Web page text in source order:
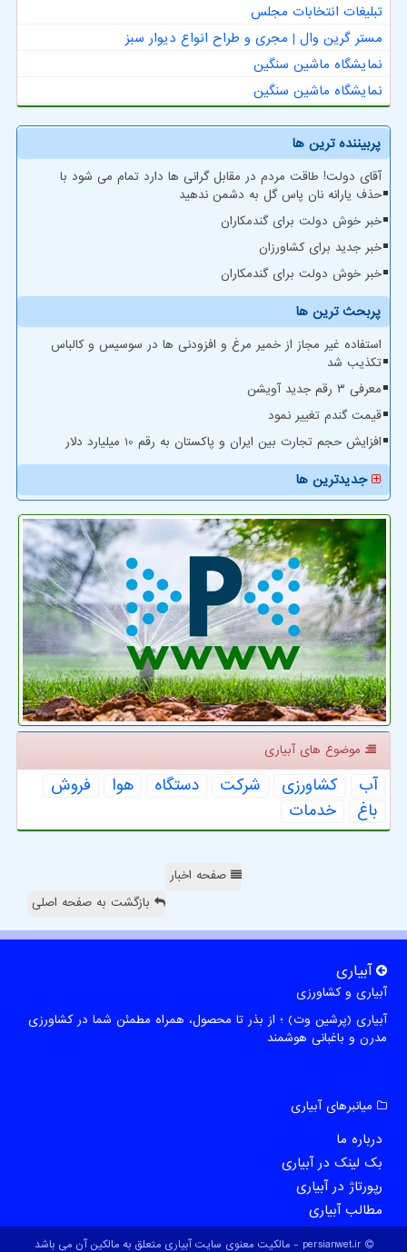
تبلیغات انتخابات مجلس
مستر گرین وال | مجری و طراح انواع دیوار سبز
نمایشگاه ماشین سنگین
نمایشگاه ماشین سنگین
پربیننده ترین ها
آقای دولت! طاقت مردم در مقابل گرانی ها دارد تمام می شود با
حذف یارانه نان پاس گل به دشمن ندهید
خبر خوش دولت برای گندمکاران
خبر جدید برای کشاورزان
خبر خوش دولت برای گندمکاران
پربحث ترین ها
استفاده غیر مجاز از خمیر مرغ و افزودنی ها در سوسیس و کالباس
تکذیب شد
معرفی ۳ رقم جدید آویشن
قیمت گندم تغییر نمود
افزایش حجم تجارت بین ایران و پاکستان به رقم 10 میلیارد دلار
جدیدترین ها
موضوع های آبیاری
آب كشاورزی شركت دستگاه هوا
فروش
باغ
خدمات
صفحه اخبار
بازگشت به صفحه اصلی
آبیاری
آبیاری و کشاورزی
آبیاری (پرشین وت) ؛ از بذر تا محصول، همراه مطمئن شما در کشاورزی
مدرن و باغبانی هوشمند
میانبرهای آبیاری
درباره ما
بک لینک در آبیاری
رپورتاژ در آبیاری
مطالب آبیاری